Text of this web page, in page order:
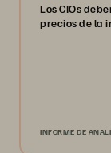
Los CIOs
precios de la
INFORME DE